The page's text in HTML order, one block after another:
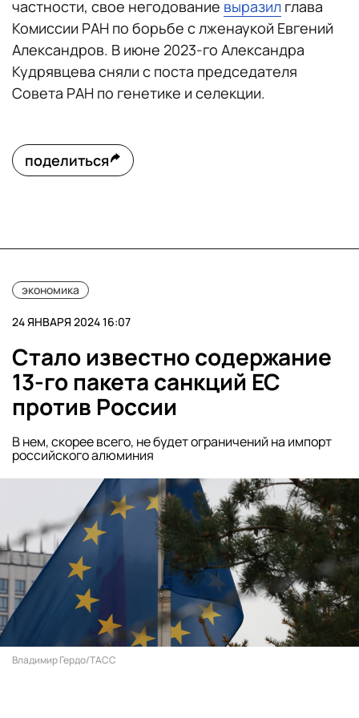
частности, свое негодование выразил глава
Комиссии РАН по борьбе с лженаукой Евгений
Александров. В июне 2023-го Александра
Кудрявцева сняли с поста председателя
Совета РАН по генетике и селекции.
поделиться
экономика
24 ЯНВАРЯ 2024 16:07
Стало известно содержание
13-го пакета санкций ЕС
против России
В нем, скорее всего, не будет ограничений на импорт
российского алюминия
Владимир Гердо/ТАСС